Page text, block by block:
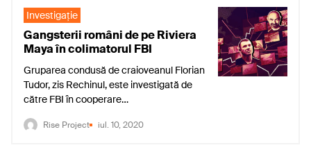
Investigaţie
Gangsterii români de pe Riviera
Maya în colimatorul FBI
Gruparea condusă de craioveanul Florian
Tudor, zis Rechinul, este investigată de
către FBI în cooperare…
Rise Project iul. 10, 2020